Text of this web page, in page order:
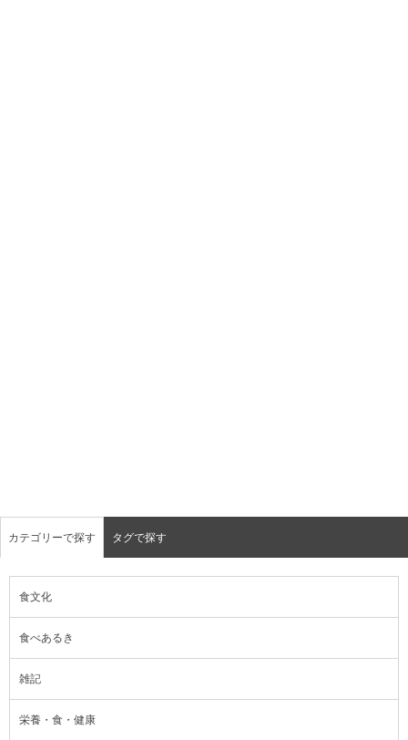
カテゴリーで探す タグで探す
食文化
食べあるき
雑記
栄養・食・健康